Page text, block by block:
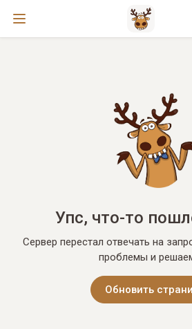
Упс, что-то
Сервер перестал отвечать на
проблемы и
Обновить